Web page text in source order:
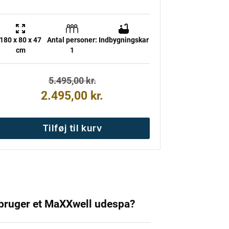
180 x 80 x 47
cm
Antal personer:
1
Indbygningskar
5.495,00kr.
Den
oprindelige
var:
5.495,00 kr..
2.495,00 kr.
Den
aktuelle
er:
2.495,00 kr..
Tilføj til kurv
et MaXXwell udespa?